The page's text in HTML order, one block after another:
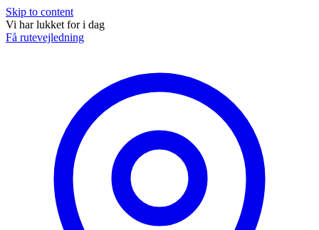
Skip to content
Vi har lukket for i dag
Få rutevejledning